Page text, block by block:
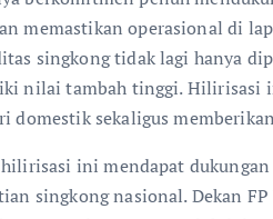
memastikan operasional di
singkong tidak lagi hanya
nilai tambah tinggi. Hilirisasi
domestik sekaligus
ini mendapat
singkong nasional. Dekan